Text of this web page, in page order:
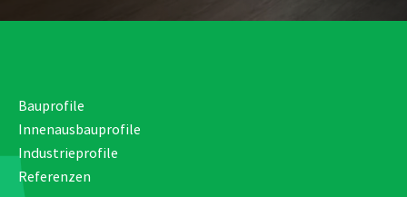
Bauprofile
Innenausbauprofile
Industrieprofile
Referenzen